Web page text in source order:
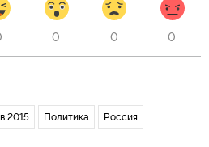
0 0 0
2015 Политика Россия